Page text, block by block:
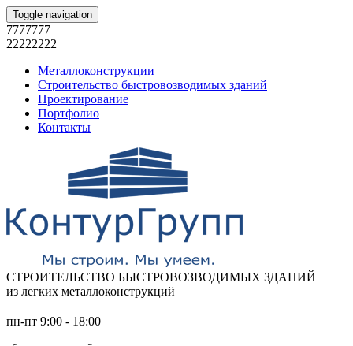
Toggle navigation
7777777
22222222
Металлоконструкции
Строительство быстровозводимых зданий
Проектирование
Портфолио
Контакты
СТРОИТЕЛЬСТВО БЫСТРОВОЗВОДИМЫХ ЗДАНИЙ
из легких металлоконструкций
пн-пт 9:00 - 18:00